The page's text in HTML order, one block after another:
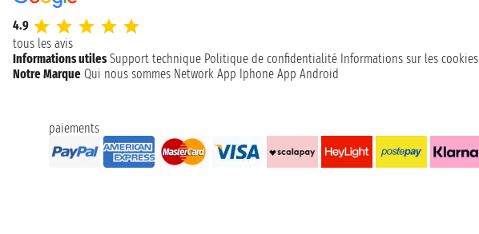
4.9
tous les avis
Informations utiles Support technique Politique de confidentialité Informations sur les cookies
Notre Marque Qui nous sommes Network App Iphone App Android
paiements